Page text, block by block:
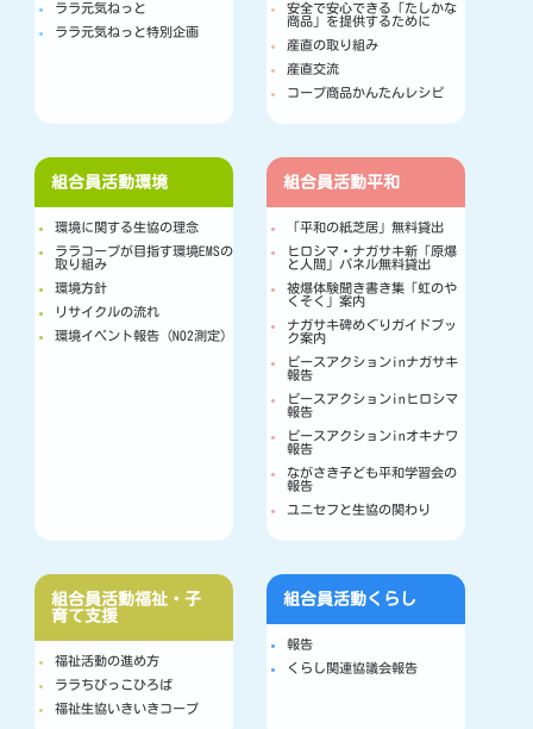
ララ元気ねっと
ララ元気ねっと特別企画
安全で安心できる「たしかな
商品」を提供するために
産直の取り組み
産直交流
コープ商品かんたんレシピ
組合員活動環境
環境に関する生協の理念
ララコープが目指す環境EMSの
取り組み
環境方針
リサイクルの流れ
環境イベント報告（NO2測定）
組合員活動平和
「平和の紙芝居」無料貸出
ヒロシマ・ナガサキ新「原爆
と人間」パネル無料貸出
被爆体験聞き書き集「虹のや
くそく」案内
ナガサキ碑めぐりガイドブッ
ク案内
ピースアクションinナガサキ
報告
ピースアクションinヒロシマ
報告
ピースアクションinオキナワ
報告
ながさき子ども平和学習会の
報告
ユニセフと生協の関わり
組合員活動福祉・子
育て支援
福祉活動の進め方
ララちびっこひろば
福祉生協いきいきコープ
組合員活動くらし
報告
くらし関連協議会報告